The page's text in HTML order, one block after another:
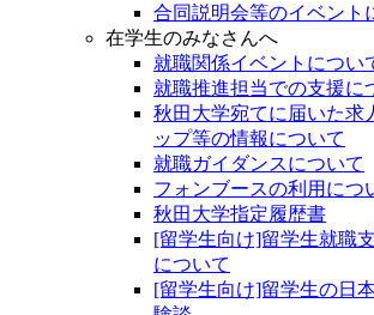
合同説明会等のイベント
在学生のみなさんへ
就職関係イベントについ
就職推進担当での支援に
秋田大学宛てに届いた求
ップ等の情報について
就職ガイダンスについて
フォンブースの利用につ
秋田大学指定履歴書
[留学生向け]留学生就職
について
[留学生向け]留学生の日